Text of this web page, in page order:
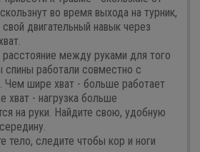
во время выхода на турник,
двигательный навык через
расстояние между руками для того
работали совместно с
шире хват - больше работает
хват - нагрузка больше
на руки. Найдите свою, удобную
тело, следите чтобы кор и ноги